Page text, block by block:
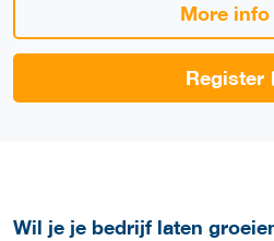
More info
Register
Wil je je bedrijf laten